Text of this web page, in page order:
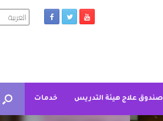
اختر
لغة
صندوق علاج هيئة التدريس خدمات